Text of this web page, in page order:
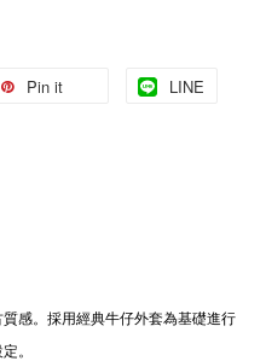
Pin it LINE
質感。 採用經典牛仔外套為基礎進行
。